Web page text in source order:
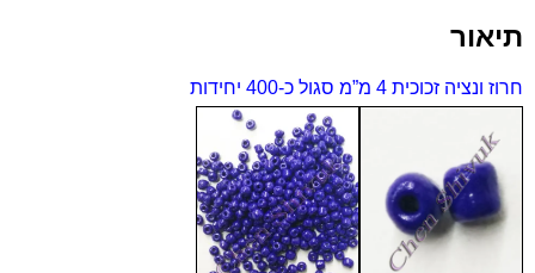
סגול
יחידות
תיאור
חרוז ונציה זכוכית 4 מ”מ סגול כ-400 יחידות